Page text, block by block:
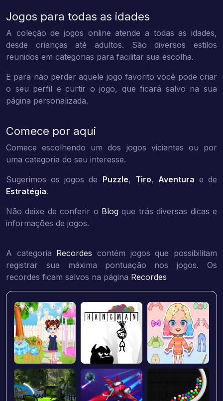
Jogos para todas as idades
A coleção de jogos online atende a todas as idades,
desde crianças até adultos. São diversos estilos
reunidos em categorias para facilitar sua escolha.
E para não perder aquele jogo favorito você pode criar
o seu perfil e curtir o jogo, que ficará salvo na sua
página personalizada.
Comece por aqui
Comece escolhendo um dos jogos viciantes ou por
uma categoria do seu interesse.
Sugerimos os jogos de Puzzle, Tiro, Aventura e de
Estratégia.
Não deixe de conferir o Blog que trás diversas dicas e
informações de jogos.
A categoria Recordes contém jogos que possibilitam
registrar sua máxima pontuação nos jogos. Os
recordes ficam salvos na página Recordes